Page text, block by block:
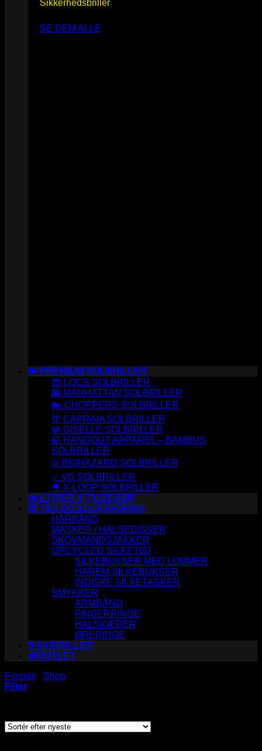
Sikkerhedsbriller
SE DEM ALLE
👑 PREMIUM SOLBRILLER
😎 LOCS SOLBRILLER
🌆 MANHATTAN SOLBRILLER
🏍️ CHOPPERS SOLBRILLER
🌴 CAPRAIA SOLBRILLER
💎 GISELLE SOLBRILLER
🍃 HANDOUT APPAREL – BAMBUS
SOLBRILLER
☣️ BIOHAZARD SOLBRILLER
✨ VG SOLBRILLER
🌳 X-LOOP SOLBRILLER
👜 ETUIER & TILBEHØR
🧥 TØJ OG ACCESSORIES
HÅRBÅND
MASKER / HALSEDISSER
SKOVMANDSJAKKER
UPCYCLED SILKETØJ
SILKEBUKSER MED LOMMER
HAREM SILKEBUKSER
INDISKE SILKETASKER
SMYKKER
ARMBÅND
FINGERRINGE
HALSKÆDER
ØRERINGE
⛷️SKIBRILLER
🪙OUTLET
Forside
Shop
Filter
seneste